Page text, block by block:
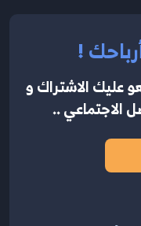
!
عليك الاشتراكو
الاجتماعي ..